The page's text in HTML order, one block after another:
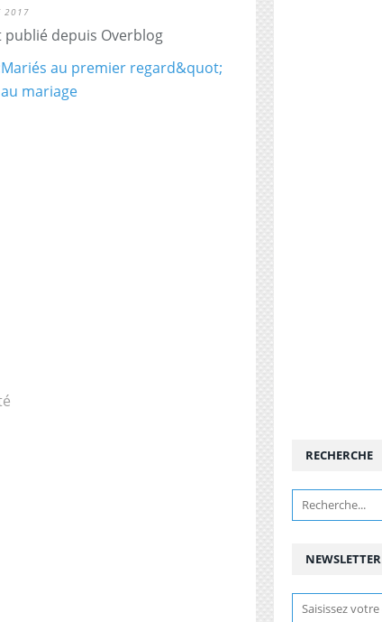
2017
publié depuis Overblog
NEWSLETTER
RECHERCHE